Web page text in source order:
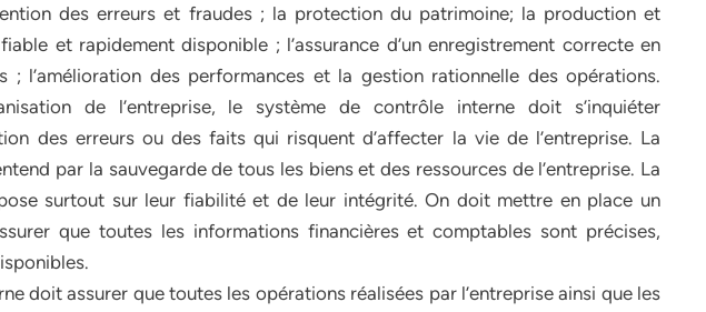
des erreurs et fraudes ; la protection du patrimoine; la production et
et rapidement disponible ; l’assurance d’un enregistrement correcte en
; l’amélioration des performances et la gestion rationnelle des opérations.
de l’entreprise, le système de contrôle interne doit s’inquiéter
des erreurs ou des faits qui risquent d’affecter la vie de l’entreprise. La
par la sauvegarde de tous les biens et des ressources de l’entreprise. La
surtout sur leur fiabilité et de leur intégrité. On doit mettre en place un
que toutes les informations financières et comptables sont précises,
doit assurer que toutes les opérations réalisées par l’entreprise ainsi que les